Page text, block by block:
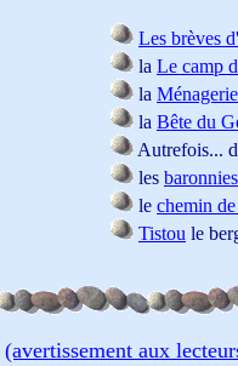
Les brèves
la Le camp
la
la Bête du
Autrefois...
les baronnies
le chemin
Tistou le
(avertissement aux